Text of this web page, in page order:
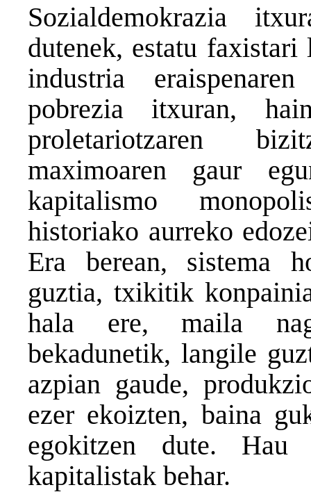
Sozialdemokrazia
dutenek, estatu
industria
pobrezia itxuran,
proletariotzaren
maximoaren gaur
kapitalismo
historiako aurreko
Era berean, sistema
guztia, txikitik
hala ere, maila
bekadunetik, langile
azpian gaude,
ezer ekoizten, baina
egokitzen dute.
kapitalistak behar.